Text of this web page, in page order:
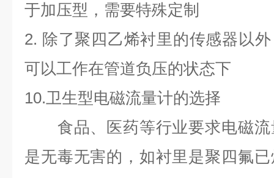
于加压型，需要特殊定制
2. 除了聚四乙烯衬里的传感器以
可以工作在管道负压的状态下
10.卫生型电磁流量计的选择
食品、医药等行业要求电磁流
是无毒无害的，如衬里是聚四氟